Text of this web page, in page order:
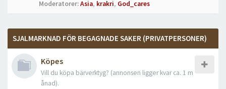
Moderatorer:Asia, krakri, God_cares
SJALMARKNAD FÖR BEGAGNADE SAKER (PRIVATPERSONER)
Köpes
Vill du köpa bärverktyg? (annonsen ligger kvar ca. 1 m
ånad).